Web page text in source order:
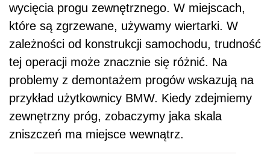
wycięcia progu zewnętrznego. W miejscach,
które są zgrzewane, używamy wiertarki. W
zależności od konstrukcji samochodu, trudność
tej operacji może znacznie się różnić. Na
problemy z demontażem progów wskazują na
przykład użytkownicy BMW. Kiedy zdejmiemy
zewnętrzny próg, zobaczymy jaka skala
zniszczeń ma miejsce wewnątrz.